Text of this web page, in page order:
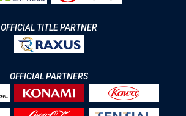
OFFICIAL TITLE PARTNER
OFFICIAL PARTNERS